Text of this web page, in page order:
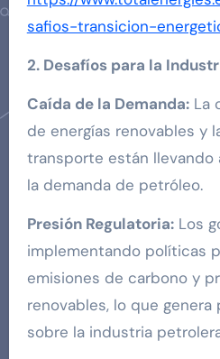
safios-transicion-
2. Desafíos para la
Caída de la Demanda:La
de energías renovables y
transporte están llevando
la demanda de petróleo.
Presión Regulatoria:Los
implementando políticas
emisiones de carbono y
renovables, lo que genera
sobre la industria